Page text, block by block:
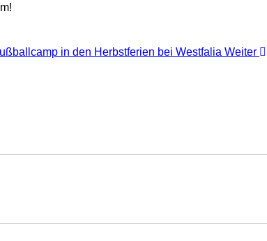
in den Herbstferien bei Westfalia Weiter